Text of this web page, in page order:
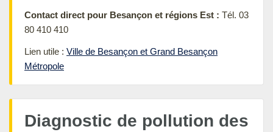
Contact direct pour Besançon et régions Est : Tél. 03
80 410 410
Lien utile : Ville de Besançon et Grand Besançon
Métropole
Diagnostic de pollution des